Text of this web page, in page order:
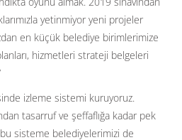
yetinmiyor yeni projeler
en küçük belediye birimlerimize
hizmetleri strateji belgeleri
izleme sistemi kuruyoruz.
tasarruf ve şeffaflığa kadar pek
bu sisteme belediyelerimizi de